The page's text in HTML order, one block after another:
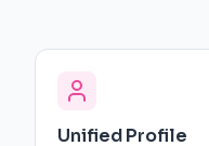
Unified Profile